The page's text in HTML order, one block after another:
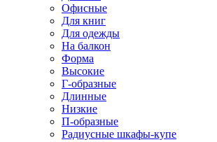
Офисные
Для книг
Для одежды
На балкон
Форма
Высокие
Г-образные
Длинные
Низкие
П-образные
Радиусные шкафы-купе